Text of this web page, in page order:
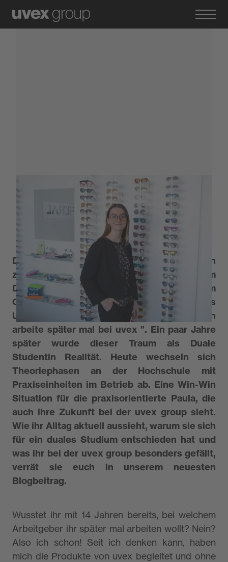
31. Januar 2023
Dein Job. Deine Story.
Der Weg unserer Dualen Studentin Paula hin
zur uvex group klingt fast wie aus einem
Drehbuch. In der 8. Klasse bekam sie beim
GirlsDay einen erste Einblick in das
Unternehmen und seitdem stand fest – “ich
arbeite später mal bei uvex ”. Ein paar Jahre
später wurde dieser Traum als Duale
Studentin Realität. Heute wechseln sich
Theoriephasen an der Hochschule mit
Praxiseinheiten im Betrieb ab. Eine Win-Win
Situation für die praxisorientierte Paula, die
auch ihre Zukunft bei der uvex group sieht.
Wie ihr Alltag aktuell aussieht, warum sie sich
für ein duales Studium entschieden hat und
was ihr bei der uvex group besonders gefällt,
verrät sie euch in unserem neuesten
Blogbeitrag.
Wusstet ihr mit 14 Jahren bereits, bei welchem
Arbeitgeber ihr später mal arbeiten wollt? Nein?
Also ich schon! Seit ich denken kann, haben
mich die Produkte von uvex begleitet und ohne